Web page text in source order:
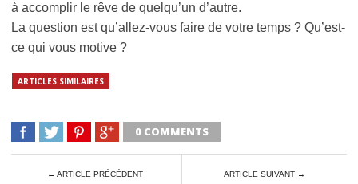
à accomplir le rêve de quelqu’un d’autre.
La question est qu’allez-vous faire de votre temps ? Qu’est-
ce qui vous motive ?
ARTICLES SIMILAIRES
0 COMMENTS
← ARTICLE PRÉCÉDENT ARTICLE SUIVANT →